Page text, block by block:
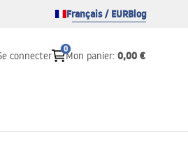
Français / EURBlog
connecter
0
Mon panier: 0,00 €